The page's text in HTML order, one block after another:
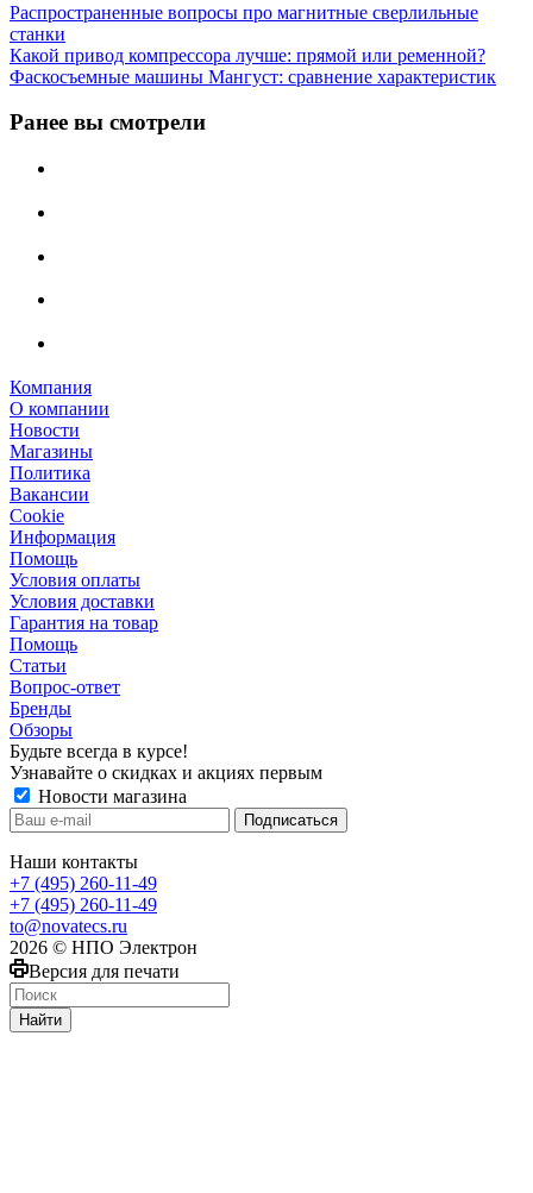
Распространенные вопросы про магнитные сверлильные
станки
Какой привод компрессора лучше: прямой или ременной?
Фаскосъемные машины Мангуст: сравнение характеристик
Ранее вы смотрели
Компания
О компании
Новости
Магазины
Политика
Вакансии
Сookie
Информация
Помощь
Условия оплаты
Условия доставки
Гарантия на товар
Помощь
Статьи
Вопрос-ответ
Бренды
Обзоры
Будьте всегда в курсе!
Узнавайте о скидках и акциях первым
Новости магазина
Наши контакты
+7 (495) 260-11-49
+7 (495) 260-11-49
to@novatecs.ru
2026 © НПО Электрон
Версия для печати
Найти